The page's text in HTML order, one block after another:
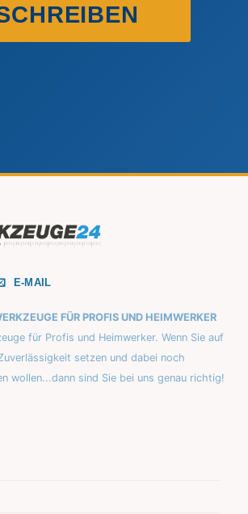
E-MAIL
FÜR PROFIS UND HEIMWERKER
für Profis und Heimwerker. Wenn Sie auf
setzen und dabei noch
wollen...dann sind Sie bei uns genau richtig!